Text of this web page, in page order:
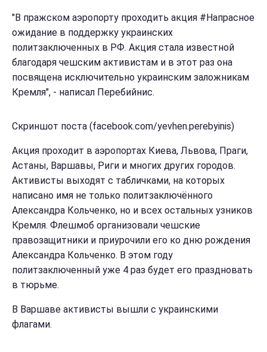
"В пражском аэропорту проходить акция #Напрасное
ожидание в поддержку украинских
политзаключенных в РФ. Акция стала известной
благодаря чешским активистам и в этот раз она
посвящена исключительно украинским заложникам
Кремля", - написал Перебийнис.
Скриншот поста (facebook.com/yevhen.perebyinis)
Акция проходит в аэропортах Киева, Львова, Праги,
Астаны, Варшавы, Риги и многих других городов.
Активисты выходят с табличками, на которых
написано имя не только политзаключённого
Александра Кольченко, но и всех остальных узников
Кремля. Флешмоб организовали чешские
правозащитники и приурочили его ко дню рождения
Александра Кольченко. В этом году
политзаключенный уже 4 раз будет его праздновать
в тюрьме.
В Варшаве активисты вышли с украинскими
флагами.